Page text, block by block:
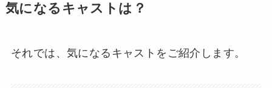
気になるキャストは？
それでは、気になるキャストをご紹介します。